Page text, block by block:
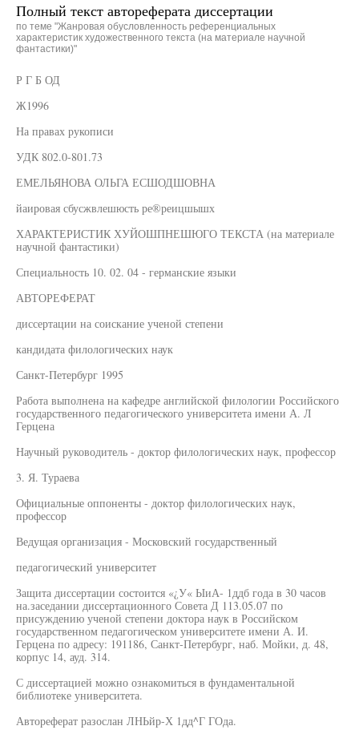
Полный текст автореферата диссертации
по теме "Жанровая обусловленность референциальных
характеристик художественного текста (на материале научной
фантастики)"
Р Г Б ОД
Ж1996
На правах рукописи
УДК 802.0-801.73
ЕМЕЛЬЯНОВА ОЛЬГА ЕСШОДШОВНА
йаировая сбусжвлешюсть ре®реицшышх
ХАРАКТЕРИСТИК ХУЙОШПНЕШЮГО ТЕКСТА (на материале
научной фантастики)
Специальность 10. 02. 04 - германские языки
АВТОРЕФЕРАТ
диссертации на соискание ученой степени
кандидата филологических наук
Санкт-Петербург 1995
Работа выполнена на кафедре английской филологии Российского
государственного педагогического университета имени А. Л
Герцена
Научный руководитель - доктор филологических наук, профессор
3. Я. Тураева
Официальные оппоненты - доктор филологических наук,
профессор
Ведущая организация - Московский государственный
педагогический университет
Защита диссертации состоится «¿У« ЫиА- 1ддб года в 30 часов
на.заседании диссертационного Совета Д 113.05.07 по
присуждению ученой степени доктора наук в Российском
государственном педагогическом университете имени А. И.
Герцена по адресу: 191186, Санкт-Петербург, наб. Мойки, д. 48,
корпус 14, ауд. 314.
С диссертацией можно ознакомиться в фундаментальной
библиотеке университета.
Автореферат разослан ЛНЬйр-Х 1дд^Г ГОда.